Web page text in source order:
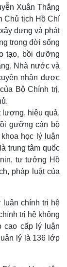
Xuân Thắng
Chủ tịch Hồ Chí
dựng và phát
trong đời sống
tạo, bồi dưỡng
Nhà nước và
nhận được
Bộ Chính trị,
lượng, hiệu quả,
gưỡng cán bộ
học lý luận
trung tâm quốc
tư tưởng Hồ
pháp luật của
luận chính trị hệ
trị hệ không
cao cấp lý luận
lý là 136 lớp